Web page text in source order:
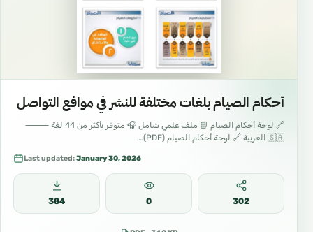
أحكام الصيام بلغات مختلفة للنشر في موافع التواصل
🔗 لوحة أحكام الصيام 📘 ملف علمي شامل 🎧 متوفر بأكثر من 44 لغة ⸻
🇸🇦 العربية 🔗 لوحة أحكام الصيام (PDF)…
Last updated:January 30, 2026
384 0 302